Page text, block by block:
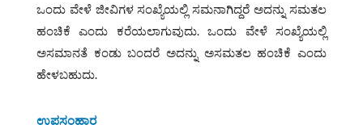
ಒಂದು ವೇಳೆ ಜೀವಿಗಳ ಸಂಖ್ಯೆಯಲ್ಲಿ ಸಮನಾಗಿದ್ದರೆ ಅದನ್ನು ಸಮತಲ
ಹಂಚಿಕೆ ಎಂದು ಕರೆಯಲಾಗುವುದು. ಒಂದು ವೇಳೆ ಸಂಖ್ಯೆಯಲ್ಲಿ
ಅಸಮಾನತೆ ಕಂಡು ಬಂದರೆ ಅದನ್ನು ಅಸಮತಲ ಹಂಚಿಕೆ ಎಂದು
ಹೇಳಬಹುದು.
ಉಪಸಂಹಾರ